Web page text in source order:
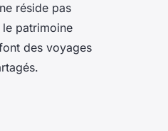
réside pas
patrimoine
des voyages